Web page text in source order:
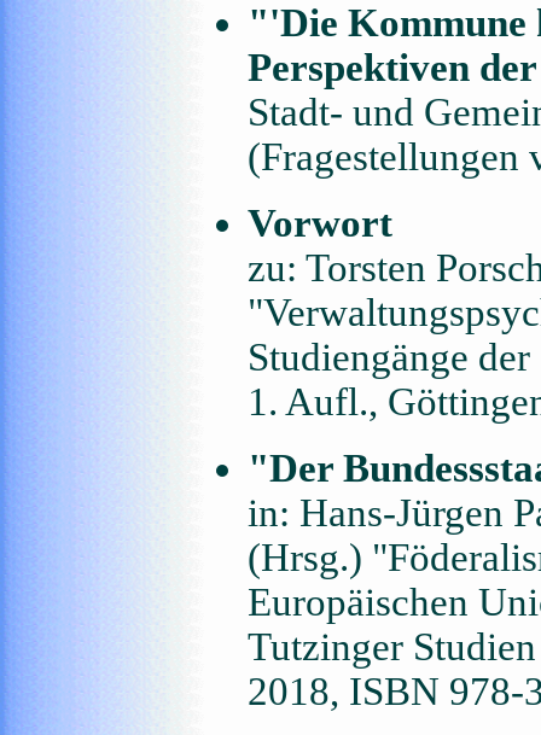
"'Die Kommune
Perspektiven
Stadt- und
(Fragestellungen
Vorwort
zu: Torsten
Studiengänge
1. Aufl.,
"Der
in: Hans-Jürgen
(Hrsg.)
Europäischen
Tutzinger
2018, ISBN 978-